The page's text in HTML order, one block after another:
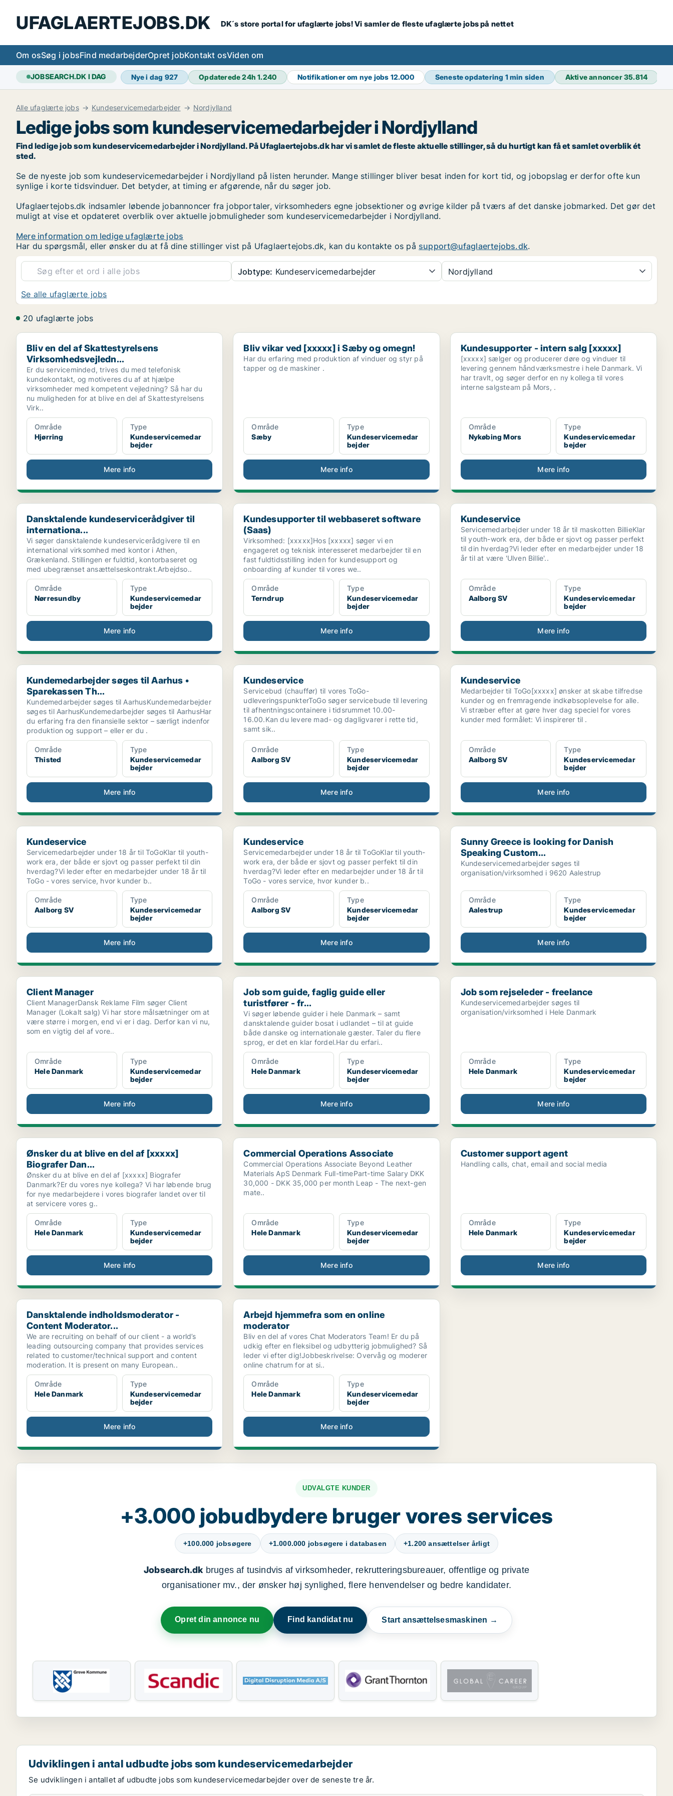
UFAGLAERTEJOBS.DK DK´s store portal for ufaglærte jobs! Vi samler de fleste ufaglærte jobs på nettet
Om osSøg i jobsFind medarbejderOpret jobKontakt osViden om
JOBSEARCH.DK I DAG Nye i dag 927 Opdaterede 24h1.240 Notifikationer om nye jobs 12.000 Seneste opdatering 1 min siden Aktive annoncer35.814
Alle ufaglærte jobs Kundeservicemedarbejder Nordjylland
Ledige jobs som kundeservicemedarbejder i Nordjylland
Find ledige job som kundeservicemedarbejder i Nordjylland. På Ufaglaertejobs.dk har vi samlet de fleste aktuelle stillinger, så du hurtigt kan få et samlet overblik ét
sted.
Se de nyeste job som kundeservicemedarbejder i Nordjylland på listen herunder. Mange stillinger bliver besat inden for kort tid, og jobopslag er derfor ofte kun
synlige i korte tidsvinduer. Det betyder, at timing er afgørende, når du søger job.
Ufaglaertejobs.dk indsamler løbende jobannoncer fra jobportaler, virksomheders egne jobsektioner og øvrige kilder på tværs af det danske jobmarked. Det gør det
muligt at vise et opdateret overblik over aktuelle jobmuligheder som kundeservicemedarbejder i Nordjylland.
Mere information om ledige ufaglærte jobs
Har du spørgsmål, eller ønsker du at få dine stillinger vist på Ufaglaertejobs.dk, kan du kontakte os på support@ufaglaertejobs.dk.
Jobtype: Kundeservicemedarbejder Nordjylland
Se alle ufaglærte jobs
20 ufaglærte jobs
Bliv en del af Skattestyrelsens Virksomhedsvejledn...
Bliv en del af Skattestyrelsens
Virksomhedsvejledn...
Er du serviceminded, trives du med telefonisk
kundekontakt, og motiveres du af at hjælpe
virksomheder med kompetent vejledning? Så har du
nu muligheden for at blive en del af Skattestyrelsens
Virk..
Område
Hjørring
Type
Kundeservicemedar
bejder
Mere info
Bliv vikar ved [xxxxx] i Sæby og omegn!
Bliv vikar ved [xxxxx] i Sæby og omegn!
Har du erfaring med produktion af vinduer og styr på
tapper og de maskiner .
Område
Sæby
Type
Kundeservicemedar
bejder
Mere info
Kundesupporter - intern salg [xxxxx]
Kundesupporter - intern salg [xxxxx]
[xxxxx] sælger og producerer døre og vinduer til
levering gennem håndværksmestre i hele Danmark. Vi
har travlt, og søger derfor en ny kollega til vores
interne salgsteam på Mors, .
Område
Nykøbing Mors
Type
Kundeservicemedar
bejder
Mere info
Dansktalende kundeservicerådgiver til internationa...
Dansktalende kundeservicerådgiver til
internationa...
Vi søger dansktalende kundeservicerådgivere til en
international virksomhed med kontor i Athen,
Grækenland. Stillingen er fuldtid, kontorbaseret og
med ubegrænset ansættelseskontrakt.Arbejdso..
Område
Nørresundby
Type
Kundeservicemedar
bejder
Mere info
Kundesupporter til webbaseret software (Saas)
Kundesupporter til webbaseret software
(Saas)
Virksomhed: [xxxxx]Hos [xxxxx] søger vi en
engageret og teknisk interesseret medarbejder til en
fast fuldtidsstilling inden for kundesupport og
onboarding af kunder til vores we..
Område
Terndrup
Type
Kundeservicemedar
bejder
Mere info
Kundeservice
Kundeservice
Servicemedarbejder under 18 år til maskotten BillieKlar
til youth-work era, der både er sjovt og passer perfekt
til din hverdag?Vi leder efter en medarbejder under 18
år til at være 'Ulven Billie'..
Område
Aalborg SV
Type
Kundeservicemedar
bejder
Mere info
Kundemedarbejder søges til Aarhus • Sparekassen Th...
Kundemedarbejder søges til Aarhus •
Sparekassen Th...
Kundemedarbejder søges til AarhusKundemedarbejder
søges til AarhusKundemedarbejder søges til AarhusHar
du erfaring fra den finansielle sektor – særligt indenfor
produktion og support – eller er du .
Område
Thisted
Type
Kundeservicemedar
bejder
Mere info
Kundeservice
Kundeservice
Servicebud (chauffør) til vores ToGo-
udleveringspunkterToGo søger servicebude til levering
til afhentningscontainere i tidsrummet 10.00-
16.00.Kan du levere mad- og dagligvarer i rette tid,
samt sik..
Område
Aalborg SV
Type
Kundeservicemedar
bejder
Mere info
Kundeservice
Kundeservice
Medarbejder til ToGo[xxxxx] ønsker at skabe tilfredse
kunder og en fremragende indkøbsoplevelse for alle.
Vi stræber efter at gøre hver dag speciel for vores
kunder med formålet: Vi inspirerer til .
Område
Aalborg SV
Type
Kundeservicemedar
bejder
Mere info
Kundeservice
Kundeservice
Servicemedarbejder under 18 år til ToGoKlar til youth-
work era, der både er sjovt og passer perfekt til din
hverdag?Vi leder efter en medarbejder under 18 år til
ToGo - vores service, hvor kunder b..
Område
Aalborg SV
Type
Kundeservicemedar
bejder
Mere info
Kundeservice
Kundeservice
Servicemedarbejder under 18 år til ToGoKlar til youth-
work era, der både er sjovt og passer perfekt til din
hverdag?Vi leder efter en medarbejder under 18 år til
ToGo - vores service, hvor kunder b..
Område
Aalborg SV
Type
Kundeservicemedar
bejder
Mere info
Sunny Greece is looking for Danish Speaking Custom...
Sunny Greece is looking for Danish
Speaking Custom...
Kundeservicemedarbejder søges til
organisation/virksomhed i 9620 Aalestrup
Område
Aalestrup
Type
Kundeservicemedar
bejder
Mere info
Client Manager
Client Manager
Client ManagerDansk Reklame Film søger Client
Manager (Lokalt salg) Vi har store målsætninger om at
være større i morgen, end vi er i dag. Derfor kan vi nu,
som en vigtig del af vore..
Område
Hele Danmark
Type
Kundeservicemedar
bejder
Mere info
Job som guide, faglig guide eller turistfører - fr...
Job som guide, faglig guide eller
turistfører - fr...
Vi søger løbende guider i hele Danmark – samt
dansktalende guider bosat i udlandet – til at guide
både danske og internationale gæster. Taler du flere
sprog, er det en klar fordel.Har du erfari..
Område
Hele Danmark
Type
Kundeservicemedar
bejder
Mere info
Job som rejseleder - freelance
Job som rejseleder - freelance
Kundeservicemedarbejder søges til
organisation/virksomhed i Hele Danmark
Område
Hele Danmark
Type
Kundeservicemedar
bejder
Mere info
Ønsker du at blive en del af [xxxxx] Biografer Dan...
Ønsker du at blive en del af [xxxxx]
Biografer Dan...
Ønsker du at blive en del af [xxxxx] Biografer
Danmark?Er du vores nye kollega? Vi har løbende brug
for nye medarbejdere i vores biografer landet over til
at servicere vores g..
Område
Hele Danmark
Type
Kundeservicemedar
bejder
Mere info
Commercial Operations Associate
Commercial Operations Associate
Commercial Operations Associate Beyond Leather
Materials ApS Denmark Full-timePart-time Salary DKK
30,000 - DKK 35,000 per month Leap - The next-gen
mate..
Område
Hele Danmark
Type
Kundeservicemedar
bejder
Mere info
Customer support agent
Customer support agent
Handling calls, chat, email and social media
Område
Hele Danmark
Type
Kundeservicemedar
bejder
Mere info
Dansktalende indholdsmoderator - Content Moderator...
Dansktalende indholdsmoderator -
Content Moderator...
We are recruiting on behalf of our client - a world’s
leading outsourcing company that provides services
related to customer/technical support and content
moderation. It is present on many European..
Område
Hele Danmark
Type
Kundeservicemedar
bejder
Mere info
Arbejd hjemmefra som en online moderator
Arbejd hjemmefra som en online
moderator
Bliv en del af vores Chat Moderators Team! Er du på
udkig efter en fleksibel og udbytterig jobmulighed? Så
leder vi efter dig!Jobbeskrivelse: Overvåg og moderer
online chatrum for at si..
Område
Hele Danmark
Type
Kundeservicemedar
bejder
Mere info
UDVALGTE KUNDER
+3.000 jobudbydere bruger vores services
+100.000 jobsøgere +1.000.000 jobsøgere i databasen +1.200 ansættelser årligt
Jobsearch.dkbruges af tusindvis af virksomheder, rekrutteringsbureauer, offentlige og private
organisationer mv., der ønsker høj synlighed, flere henvendelser og bedre kandidater.
Opret din annonce nu Find kandidat nu Start ansættelsesmaskinen →
Udviklingen i antal udbudte jobs som kundeservicemedarbejder
Se udviklingen i antallet af udbudte jobs som kundeservicemedarbejder over de seneste tre år.